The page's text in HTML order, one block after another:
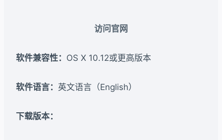
访问官网
软件兼容性： OS X 10.12或更高版本
软件语言： 英文语言（English）
下载版本：​